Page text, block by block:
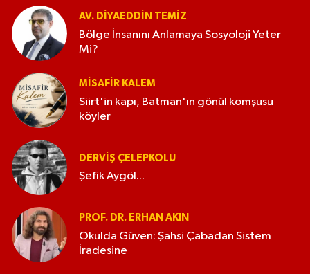
AV. DIYAEDDIN TEMIZ
Bölge İnsanını Anlamaya Sosyoloji Yeter
Mi?
MISAFIR KALEM
Siirt'in kapı, Batman'ın gönül komşusu
köyler
DERVIŞ ÇELEPKOLU
Şefik Aygöl...
PROF. DR. ERHAN AKIN
Okulda Güven: Şahsi Çabadan Sistem
İradesine